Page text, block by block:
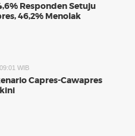
Responden Setuju
46,2% Menolak
WIB
Capres-Cawapres